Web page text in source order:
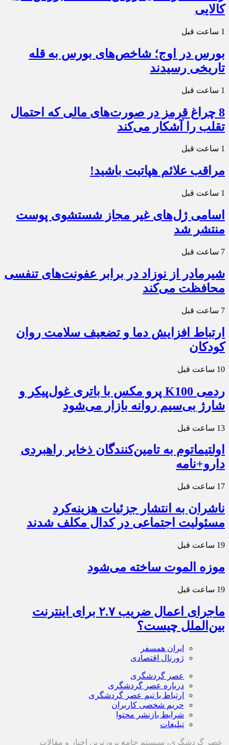
کالایی
1 ساعت قبل
بورس در اوج؛ شاخص‌های بورس به قله
تاریخی رسیدند
1 ساعت قبل
8 چراغ قرمز در صورت‌های مالی که احتمال
تقلب را آشکار می‌کند
1 ساعت قبل
مراقب علائم هپاتیت باشید!
1 ساعت قبل
اسامی ژل‌های غیر مجاز شستشوی پوست
منتشر شد
7 ساعت قبل
شیرمادر از نوزاد در برابر عفونت‌های تنفسی
محافظت می‌کند
7 ساعت قبل
ارتباط افزایش دما و تضعیف سلامت روان
کودکان
10 ساعت قبل
ردمی K100 پرو مکس با باتری غول‌پیکر و
شارژ بی‌سیم روانه بازار می‌شود
13 ساعت قبل
اولتیماتوم به تامین‌کنندگان ذخایر راهبردی
دارو+نامه
17 ساعت قبل
ناشران به انتشار جزئیات هزینه‌کرد
مسئولیت اجتماعی در کدال مکلف شدند
19 ساعت قبل
موزه الموت ساخته می‌شود
19 ساعت قبل
ماجرای اعمال ضریب ۲.۷ برای اینترنت
بین‌الملل چیست؟
ایران همسفر
ژورنال اقتصادی
عصر گردشگری
درباره عصر گردشگری
ارتباط با تیم عصر گردشگری
حریم شخصی کاربران
شرایط بازنشر محتوا
تبلیغات
عصر گردشگری، سیستم جامع بروزترین اخبار و مقالات